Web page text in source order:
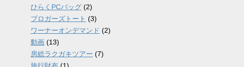
ひらくPCバッグ (2)
ブロガーズトート (3)
ワーナーオンデマンド (2)
動画 (13)
房総ラクガキツアー (7)